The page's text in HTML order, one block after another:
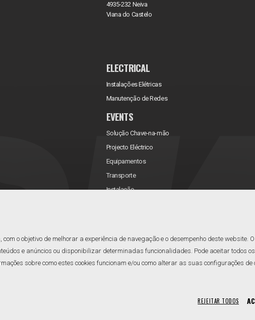
4935-232 Neiva
Viana do Castelo
ELECTRICAL
Instalações Elétricas
Manutenção de Redes
EVENTS
Solução Chave-na-mão
Projecto Eléctrico
Equipamentos
Transporte
Instalação
com o objetivo de melhorar a experiência de navegação e o desempenho deste website.
e anúncios ou disponibilizar determinadas funcionalidades. Pode aceitar todos
sobre como estes cookies funcionam e/ou como alterar as suas configurações de
REJEITAR TODOS